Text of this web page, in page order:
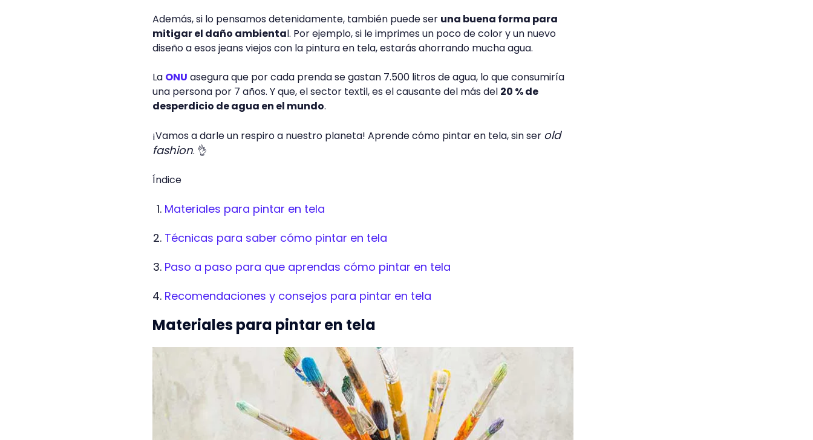
Además, si lo pensamos detenidamente, también puede ser una buena forma para
mitigar el daño ambiental. Por ejemplo, si le imprimes un poco de color y un nuevo
diseño a esos jeans viejos con la pintura en tela, estarás ahorrando mucha agua.
La ONU asegura que por cada prenda se gastan 7.500 litros de agua, lo que consumiría
una persona por 7 años. Y que, el sector textil, es el causante del más del 20 % de
desperdicio de agua en el mundo.
¡Vamos a darle un respiro a nuestro planeta! Aprende cómo pintar en tela, sin ser old
fashion. 👌
Índice
Materiales para pintar en tela
Técnicas para saber cómo pintar en tela
Paso a paso para que aprendas cómo pintar en tela
Recomendaciones y consejos para pintar en tela
Materiales para pintar en tela